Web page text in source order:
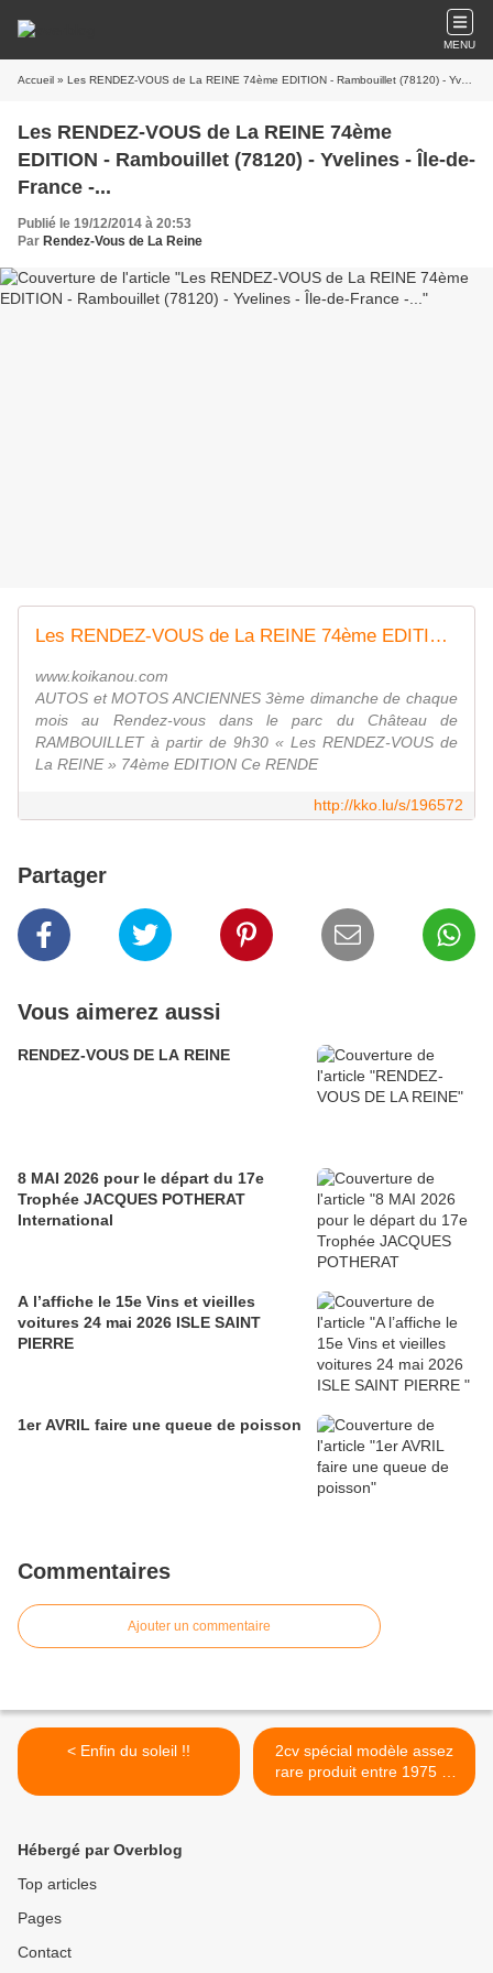
MENU
Accueil » Les RENDEZ-VOUS de La REINE 74ème EDITION - Rambouillet (78120) - Yvelines - Île-de-France -...
Les RENDEZ-VOUS de La REINE 74ème
EDITION - Rambouillet (78120) - Yvelines - Île-de-
France -...
Publié le 19/12/2014 à 20:53
Par Rendez-Vous de La Reine
Les RENDEZ-VOUS de La REINE 74ème EDITION - Rambouillet (78120) - Yvelines - Île-de-France -...
www.koikanou.com
AUTOS et MOTOS ANCIENNES 3ème dimanche de chaque
mois au Rendez-vous dans le parc du Château de
RAMBOUILLET à partir de 9h30 « Les RENDEZ-VOUS de
La REINE » 74ème EDITION Ce RENDE
http://kko.lu/s/196572
Partager
Vous aimerez aussi
RENDEZ-VOUS DE LA REINE
8 MAI 2026 pour le départ du 17e
Trophée JACQUES POTHERAT
International
A l’affiche le 15e Vins et vieilles
voitures 24 mai 2026 ISLE SAINT
PIERRE
1er AVRIL faire une queue de poisson
Commentaires
Ajouter un commentaire
< Enfin du soleil !!
2cv spécial modèle assez
rare produit entre 1975 et
1978 >
Hébergé par Overblog
Top articles
Pages
Contact